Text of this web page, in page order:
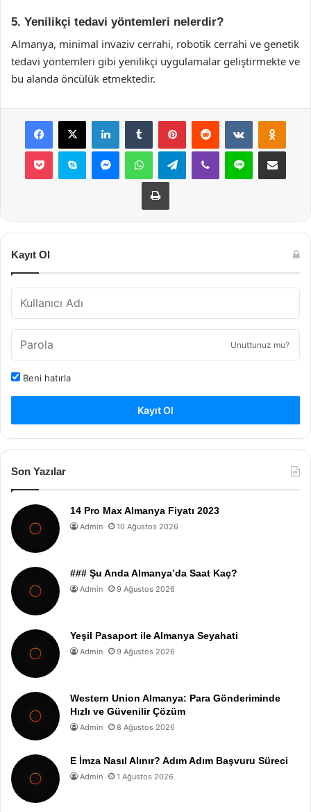
5. Yenilikçi tedavi yöntemleri nelerdir?
Almanya, minimal invaziv cerrahi, robotik cerrahi ve genetik
tedavi yöntemleri gibi yenilikçi uygulamalar geliştirmekte ve
bu alanda öncülük etmektedir.
Facebook
X LinkedInTumblr PinterestReddit VKontakte
Pocket Skype MessengerWhatsAppTelegramViber Line E-Posta ile
Yazdır
Kayıt Ol
Unuttunuz mu?
Beni hatırla
Kayıt Ol
Son Yazılar
14 Pro Max Almanya Fiyatı 2023
Admin 10 Ağustos 2026
### Şu Anda Almanya’da Saat Kaç?
Admin 9 Ağustos 2026
Yeşil Pasaport ile Almanya Seyahati
Admin 9 Ağustos 2026
Western Union Almanya: Para Gönderiminde
Hızlı ve Güvenilir Çözüm
Admin 8 Ağustos 2026
E İmza Nasıl Alınır? Adım Adım Başvuru Süreci
Admin 1 Ağustos 2026